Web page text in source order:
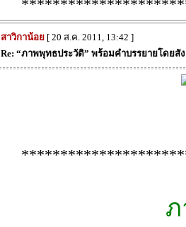
สาวิกาน้อย[ 20 ส.ค. 2011, 13:42 ]
Re: “ภาพพุทธประวัติ” พร้อมคำบรรยายโดยสั